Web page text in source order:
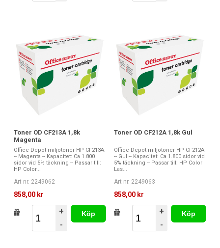
Toner OD CF213A 1,8k
Magenta
Office Depot miljötoner HP CF213A.
-- Magenta -- Kapacitet: Ca 1.800
sidor vid 5% täckning -- Passar till:
HP Color...
Art nr. 2249062
858,00 kr
+
-
Köp
Toner OD CF212A 1,8k Gul
Office Depot miljötoner HP CF212A.
-- Gul -- Kapacitet: Ca 1.800 sidor vid
5% täckning -- Passar till: HP Color
Las...
Art nr. 2249063
858,00 kr
+
-
Köp